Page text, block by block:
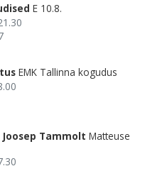
E 10.8.
EMK Tallinna kogudus
Tammolt Matteuse